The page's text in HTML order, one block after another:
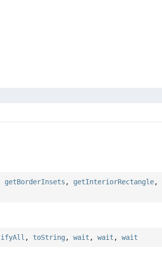
getBorderInsets , getInteriorRectangle,
, toString ,wait ,wait ,wait